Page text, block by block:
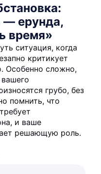
— ерунда,
время»
ситуация, когда
критикует
Особенно сложно,
грубо, без
помнить, что
и ваше
решающую роль.